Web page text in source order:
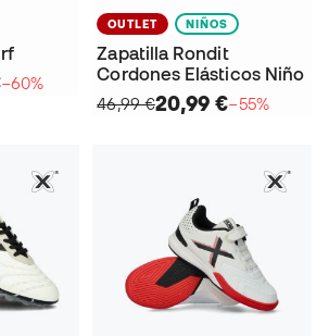
−60%
OUTLET NIÑOS
Zapatilla Rondit
Cordones Elásticos Niño
46,99 €20,99 €−55%